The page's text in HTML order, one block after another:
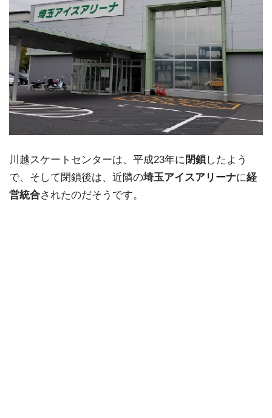
川越スケートセンターは、平成23年に 閉鎖したよう
で、そして閉鎖後は、近隣の埼玉アイスアリーナに経
営統合されたのだそうです。